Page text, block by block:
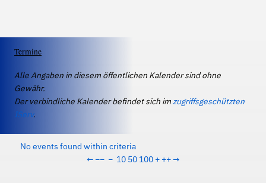
Termine
Alle Angaben in diesem öffentlichen Kalender sind ohne
Gewähr.
Der verbindliche Kalender befindet sich imzugriffsgeschützten
IServ.
No events found within criteria
← −− − 10 50 100 + ++→